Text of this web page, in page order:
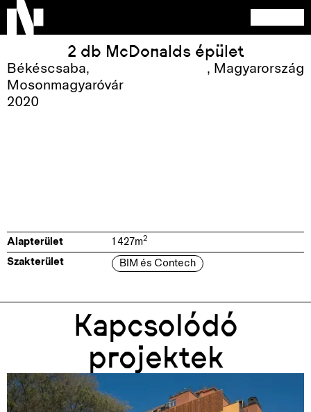
2 db McDonalds épület
Békéscsaba,
Mosonmagyaróvár
, Magyarország
2020
Alapterület 1 427m2
Szakterület BIM és Contech
Kapcsolódó
projektek